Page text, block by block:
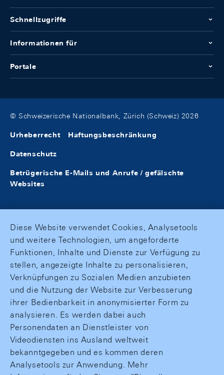
Schnellzugriffe
Informationen für
Portale
© Schweizerische Nationalbank, Zürich (Schweiz) 2026
Urheberrecht Haftungsbeschränkung
Datenschutz
Betrügerische E-Mails und Anrufe / gefälschte
Websites
Diese Website verwendet Cookies, Analysetools
und weitere Technologien, um angeforderte
Funktionen, Inhalte und Dienste zur Verfügung zu
stellen, angezeigte Inhalte zu personalisieren,
Verknüpfungen zu Sozialen Medien anzubieten
und die Nutzung der Website zur Verbesserung
ihrer Bedienbarkeit in anonymisierter Form zu
analysieren. Es werden dabei auch
Personendaten an Dienstleister von
Videodiensten ins Ausland weltweit
bekanntgegeben und es kommen deren
Analysetools zur Anwendung. Mehr